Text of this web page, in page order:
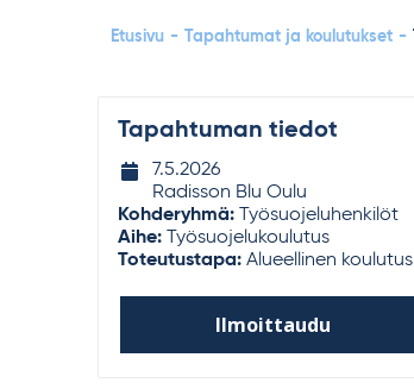
Etusivu - Tapahtumat ja koulutukset -
Tapahtuman tiedot
Tapahtuman
ajankohta
7.5.2026
Radisson Blu Oulu
Kohderyhmä:
Työsuojeluhenkilöt
Aihe:
Työsuojelukoulutus
Toteutustapa: Alueellinen koulutus
Ilmoittaudu